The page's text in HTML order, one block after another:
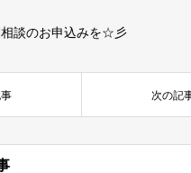
談のお申込みを☆彡
次の記